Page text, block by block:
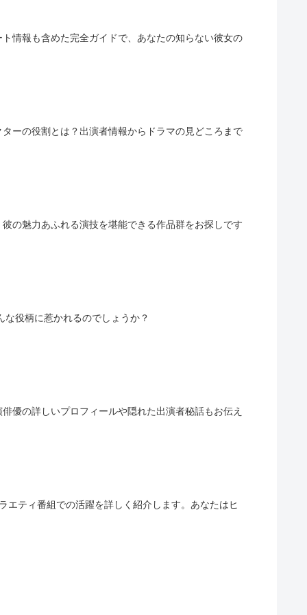
情報も含めた完全ガイドで、あなたの知らない彼女の
ーの役割とは？出演者情報からドラマの見どころまで
の魅力あふれる演技を堪能できる作品群をお探しです
役柄に惹かれるのでしょうか？
優の詳しいプロフィールや隠れた出演者秘話もお伝え
ティ番組での活躍を詳しく紹介します。あなたはヒ